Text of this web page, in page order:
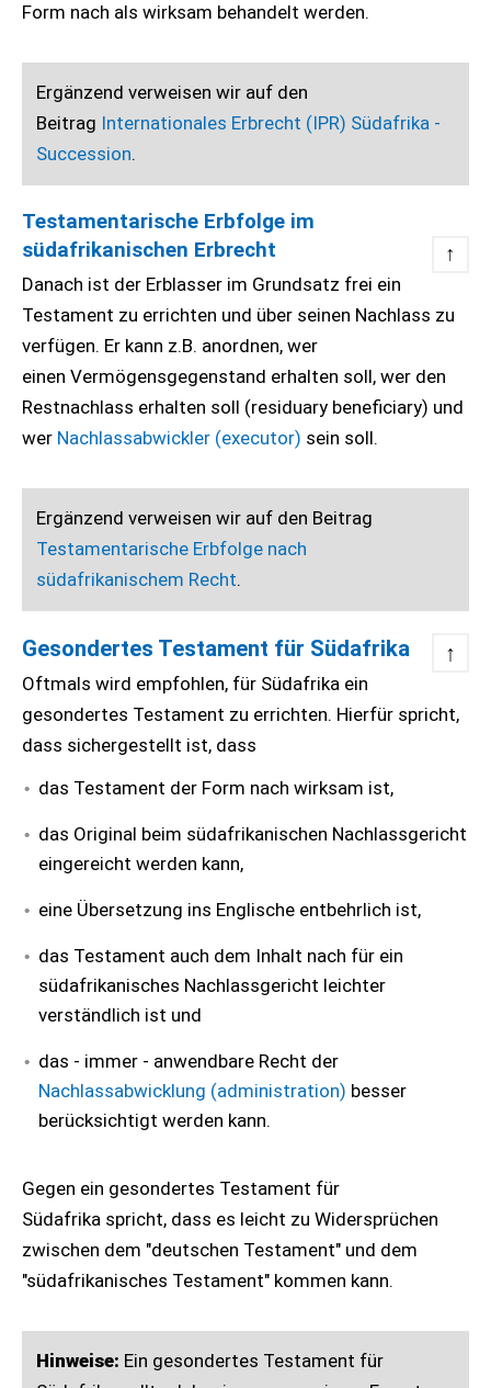
Form nach als wirksam behandelt werden.
Ergänzend verweisen wir auf den
Beitrag Internationales Erbrecht (IPR) Südafrika -
Succession.
Testamentarische Erbfolge im
südafrikanischen Erbrecht
↑
Danach ist der Erblasser im Grundsatz frei ein
Testament zu errichten und über seinen Nachlass zu
verfügen. Er kann z.B. anordnen, wer
einen Vermögensgegenstand erhalten soll, wer den
Restnachlass erhalten soll (residuary beneficiary) und
wer Nachlassabwickler (executor) sein soll.
Ergänzend verweisen wir auf den Beitrag
Testamentarische Erbfolge nach
südafrikanischem Recht.
Gesondertes Testament für Südafrika ↑
Oftmals wird empfohlen, für Südafrika ein
gesondertes Testament zu errichten. Hierfür spricht,
dass sichergestellt ist, dass
das Testament der Form nach wirksam ist,
das Original beim südafrikanischen Nachlassgericht
eingereicht werden kann,
eine Übersetzung ins Englische entbehrlich ist,
das Testament auch dem Inhalt nach für ein
südafrikanisches Nachlassgericht leichter
verständlich ist und
das - immer - anwendbare Recht der
Nachlassabwicklung (administration) besser
berücksichtigt werden kann.
Gegen ein gesondertes Testament für
Südafrika spricht, dass es leicht zu Widersprüchen
zwischen dem "deutschen Testament" und dem
"südafrikanisches Testament" kommen kann.
Hinweise: Ein gesondertes Testament für